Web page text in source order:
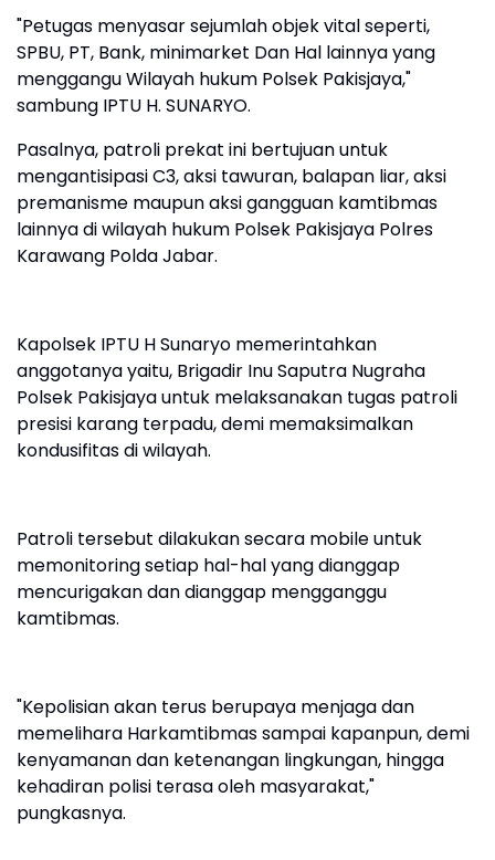
"Petugas menyasar sejumlah objek vital seperti,
SPBU, PT, Bank, minimarket Dan Hal lainnya yang
menggangu Wilayah hukum Polsek Pakisjaya,"
sambung IPTU H. SUNARYO.
Pasalnya, patroli prekat ini bertujuan untuk
mengantisipasi C3, aksi tawuran, balapan liar, aksi
premanisme maupun aksi gangguan kamtibmas
lainnya di wilayah hukum Polsek Pakisjaya Polres
Karawang Polda Jabar.
Kapolsek IPTU H Sunaryo memerintahkan
anggotanya yaitu, Brigadir Inu Saputra Nugraha
Polsek Pakisjaya untuk melaksanakan tugas patroli
presisi karang terpadu, demi memaksimalkan
kondusifitas di wilayah.
Patroli tersebut dilakukan secara mobile untuk
memonitoring setiap hal-hal yang dianggap
mencurigakan dan dianggap mengganggu
kamtibmas.
"Kepolisian akan terus berupaya menjaga dan
memelihara Harkamtibmas sampai kapanpun, demi
kenyamanan dan ketenangan lingkungan, hingga
kehadiran polisi terasa oleh masyarakat,"
pungkasnya.